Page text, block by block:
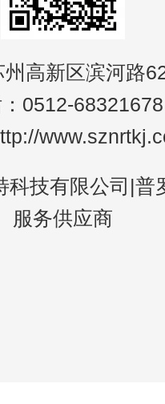
州高新区滨河路
0512-68321678
科技有限公司|普
服务供应商